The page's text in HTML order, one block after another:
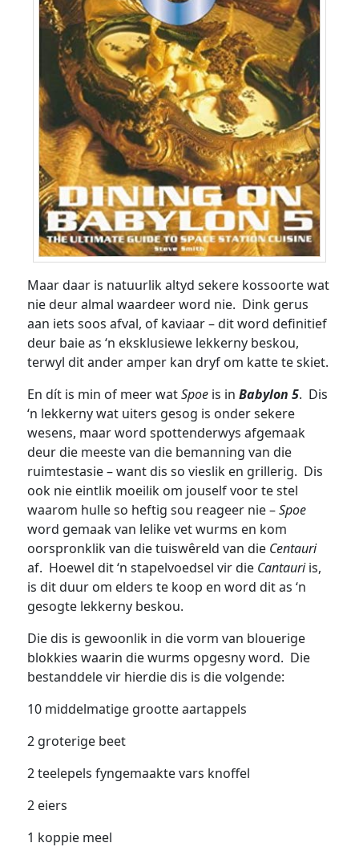
Maar daar is natuurlik altyd sekere kossoorte wat
nie deur almal waardeer word nie. Dink gerus
aan iets soos afval, of kaviaar – dit word definitief
deur baie as ‘n eksklusiewe lekkerny beskou,
terwyl dit ander amper kan dryf om katte te skiet.
En dít is min of meer watSpoe is inBabylon 5. Dis
‘n lekkerny wat uiters gesog is onder sekere
wesens, maar word spottenderwys afgemaak
deur die meeste van die bemanning van die
ruimtestasie – want dis so vieslik en grillerig. Dis
ook nie eintlik moeilik om jouself voor te stel
waarom hulle so heftig sou reageer nie –Spoe
word gemaak van lelike vet wurms en kom
oorspronklik van die tuiswêreld van die Centauri
af. Hoewel dit ‘n stapelvoedsel vir die Cantauriis,
is dit duur om elders te koop en word dit as ‘n
gesogte lekkerny beskou.
Die dis is gewoonlik in die vorm van blouerige
blokkies waarin die wurms opgesny word. Die
bestanddele vir hierdie dis is die volgende:
10 middelmatige grootte aartappels
2 groterige beet
2 teelepels fyngemaakte vars knoffel
2 eiers
1 koppie meel